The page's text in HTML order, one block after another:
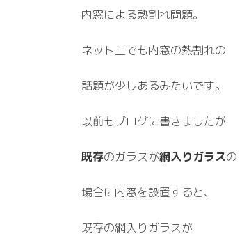
内窓による熱割れ問題。
ネット上でも内窓の熱割れの
話題が少しあるみたいです。
以前もブログに書きましたが
既存のガラスが網入りガラスの
場合に内窓を設置すると、
既存の網入りガラスが